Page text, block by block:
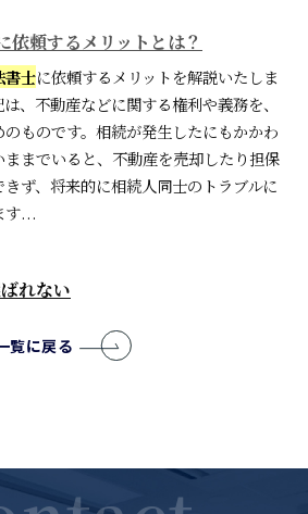
依頼するメリットとは？
書士に依頼するメリットを解説いたしま
、不動産などに関する権利や義務を、
ものです。相続が発生したにもかかわ
までいると、不動産を売却したり担保
ず、将来的に相続人同士のトラブルに
す...
れない
覧に戻る